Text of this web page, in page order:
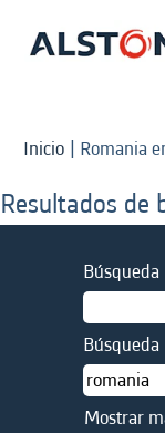
Inicio | Romania
Resultados de
Mostrar